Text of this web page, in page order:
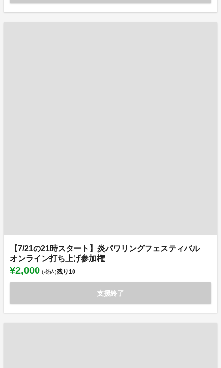
【7/21の21時スタート】炎パワリングフェスティバル
オンライン打ち上げ参加権
¥2,000 (税込)残り10
支援終了